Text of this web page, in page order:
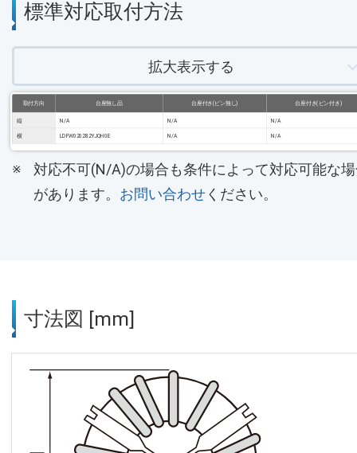
標準対応取付方法
拡大表示する
取付方向 台座無し品 台座付き(ピン無し) 台座付き(ピン付き)
縦 N/A N/A N/A
横 LDFW020282YJQH0E N/A N/A
対応不可(N/A)の場合も条件によって対応可能な
があります。 お問い合わせください。
寸法図 [mm]